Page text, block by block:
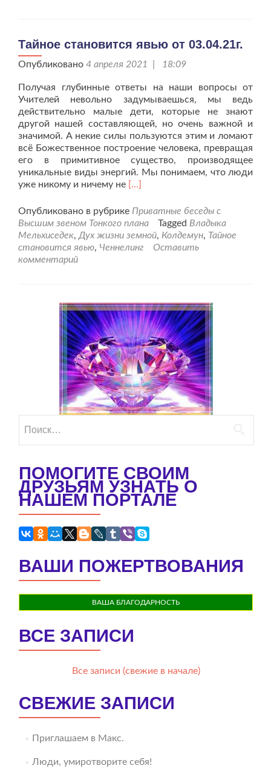
Тайное становится явью от 03.04.21г.
Опубликовано 4 апреля 2021 | 18:09
Получая глубинные ответы на наши вопросы от
Учителей невольно задумываешься, мы ведь
действительно малые дети, которые не знают
другой нашей составляющей, но очень важной и
значимой. А некие силы пользуются этим и ломают
всё Божественное построение человека, превращая
его в примитивное существо, производящее
уникальные виды энергий. Мы понимаем, что люди
уже никому и ничему не Читать
проТайное
становится
явью
от
[…]
Опубликовано в рубрике Приватные беседы с
Высшим звеном Тонкого плана
Tagged Владыка
Мельхиседек, Дух жизни земной, Колдемун, Тайное
становится явью, Ченнелинг
Оставить
комментарий
ПОМОГИТЕ СВОИМ
ДРУЗЬЯМ УЗНАТЬ О
НАШЕМ ПОРТАЛЕ
ВАШИ ПОЖЕРТВОВАНИЯ
ВАША БЛАГОДАРНОСТЬ
ВСЕ ЗАПИСИ
Все записи (свежие в начале)
СВЕЖИЕ ЗАПИСИ
Приглашаем в Макс.
Люди, умиротворите себя!